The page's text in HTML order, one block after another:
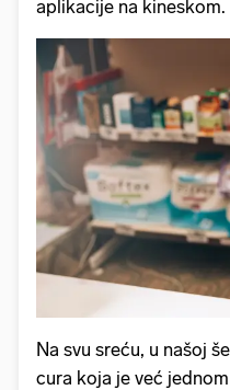
aplikacije na kineskom.
Na svu sreću, u našoj
cura koja je već